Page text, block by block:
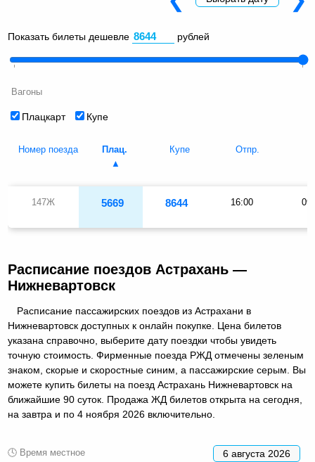
Показать билеты дешевле рублей
Вагоны
Плацкарт Купе
Номер поезда Плац. Купе Отпр.
147Ж 5669 8644 16:00
Расписание поездов Астрахань —
Нижневартовск
Расписание пассажирских поездов из Астрахани в
Нижневартовск доступных к онлайн покупке. Цена билетов
указана справочно, выберите дату поездки чтобы увидеть
точную стоимость. Фирменные поезда РЖД отмечены зеленым
знаком, скорые и скоростные синим, а пассажирские серым. Вы
можете купить билеты на поезд Астрахань Нижневартовск на
ближайшие 90 суток. Продажа ЖД билетов открыта на сегодня,
на завтра и по 4 ноября 2026 включительно.
🕓 Время местное 6 августа 2026